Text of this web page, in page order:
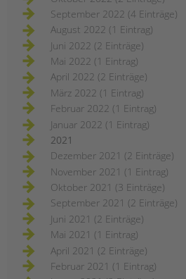
September 2022 (4 Einträge)
August 2022 (1 Eintrag)
Juni 2022 (2 Einträge)
Mai 2022 (1 Eintrag)
April 2022 (2 Einträge)
März 2022 (1 Eintrag)
Februar 2022 (1 Eintrag)
Januar 2022 (1 Eintrag)
2021
Dezember 2021 (2 Einträge)
November 2021 (1 Eintrag)
Oktober 2021 (3 Einträge)
September 2021 (2 Einträge)
Juni 2021 (2 Einträge)
Mai 2021 (1 Eintrag)
April 2021 (2 Einträge)
Februar 2021 (1 Eintrag)